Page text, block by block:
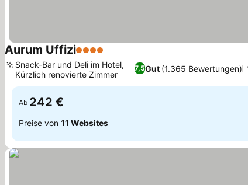
Aurum Uffizi4 Sterne
7,5Gut (1.365 Bewertungen)
Snack-Bar und Deli im Hotel,
Kürzlich renovierte Zimmer
Ab 242 €
Preise von 11 Websites